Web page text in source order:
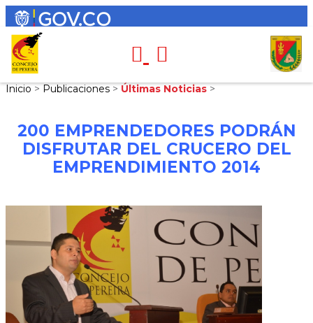
Inicio > Publicaciones > Últimas Noticias >
200 EMPRENDEDORES PODRÁN
DISFRUTAR DEL CRUCERO DEL
EMPRENDIMIENTO 2014